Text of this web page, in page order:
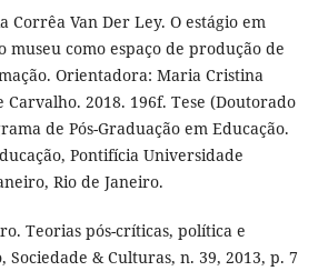
Corrêa Van Der Ley. O estágio em
museu como espaço de produção de
Orientadora: Maria Cristina
2018. 196f. Tese (Doutorado
de Pós-Graduação em Educação.
Pontifícia Universidade
Rio de Janeiro.
Teorias pós-críticas, política e
Sociedade & Culturas, n. 39, 2013, p. 7